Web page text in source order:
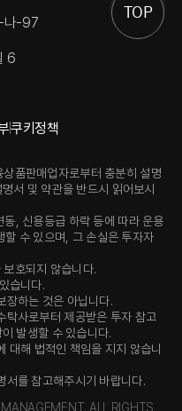
나-97
6
TOP
쿠키정책
품판매업자로부터 충분히 설명
서 및 약관을 반드시 읽어보시
, 신용등급 하락 등에 따라 운용
수 있으며, 그 손실은 투자자
호되지 않습니다.
습니다.
장하는 것은 아닙니다.
탁사로부터 제공받은 투자 참고
발생할 수 있습니다.
대해 법적인 책임을 지지 않습니
서를 참고해주시기 바랍니다.
ALL RIGHTS